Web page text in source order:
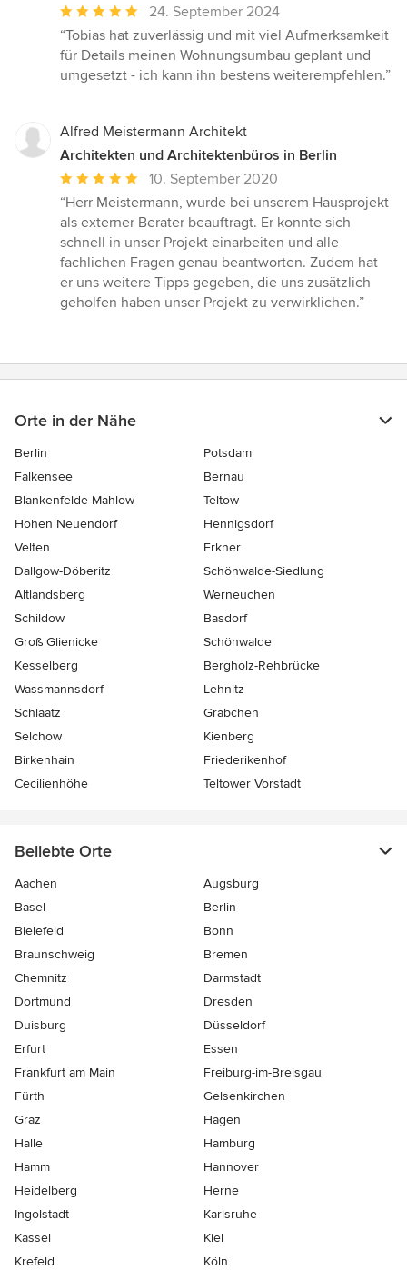
Durchschnittliche
Bewertung:
5
von
24. September 2024
“Tobias hat zuverlässig und mit viel Aufmerksamkeit
für Details meinen Wohnungsumbau geplant und
umgesetzt - ich kann ihn bestens weiterempfehlen.”
Alfred Meistermann Architekt
Architekten und Architektenbüros in Berlin
Durchschnittliche
Bewertung:
5
von
5
Sternen
10. September 2020
“Herr Meistermann, wurde bei unserem Hausprojekt
als externer Berater beauftragt. Er konnte sich
schnell in unser Projekt einarbeiten und alle
fachlichen Fragen genau beantworten. Zudem hat
er uns weitere Tipps gegeben, die uns zusätzlich
geholfen haben unser Projekt zu verwirklichen.”
Orte in der Nähe
Berlin
Potsdam
Falkensee
Bernau
Blankenfelde-Mahlow
Teltow
Hohen Neuendorf
Hennigsdorf
Velten
Erkner
Dallgow-Döberitz
Schönwalde-Siedlung
Altlandsberg
Werneuchen
Schildow
Basdorf
Groß Glienicke
Schönwalde
Kesselberg
Bergholz-Rehbrücke
Wassmannsdorf
Lehnitz
Schlaatz
Gräbchen
Selchow
Kienberg
Birkenhain
Friederikenhof
Cecilienhöhe
Teltower Vorstadt
Beliebte Orte
Aachen
Augsburg
Basel
Berlin
Bielefeld
Bonn
Braunschweig
Bremen
Chemnitz
Darmstadt
Dortmund
Dresden
Duisburg
Düsseldorf
Erfurt
Essen
Frankfurt am Main
Freiburg-im-Breisgau
Fürth
Gelsenkirchen
Graz
Hagen
Halle
Hamburg
Hamm
Hannover
Heidelberg
Herne
Ingolstadt
Karlsruhe
Kassel
Kiel
Krefeld
Köln